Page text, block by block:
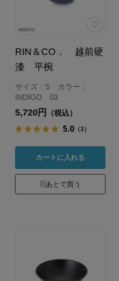
RIN＆CO． 越前硬
漆 平椀
サイズ：S カラー：
INDIGO 03
5,720円 （税込）
5.0（3）
カートに入れる
あとで買う